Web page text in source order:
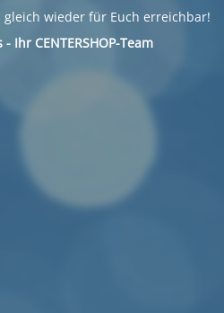
wieder für Euch erreichbar!
Ihr CENTERSHOP-Team